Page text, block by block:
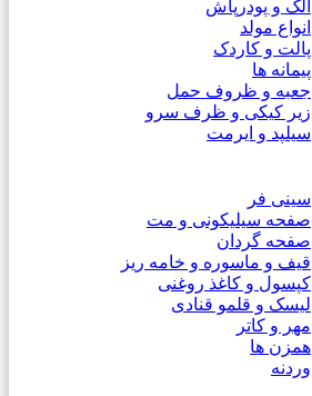
الک و پودرپاش
انواع مولد
پالت و کاردک
پیمانه ها
جعبه و ظروف حمل
زیر کیکی و ظرف سرو
سیلپد و ایرمت
سینی فر
صفحه سیلیکونی و مت
صفحه گردان
قیف و ماسوره و خامه ریز
کپسول و کاغذ روغنی
لیسک و قلمو قنادی
مهر و کاتر
همزن ها
وردنه